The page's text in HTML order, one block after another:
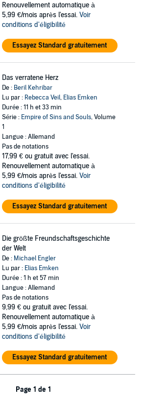
Renouvellement automatique à
5,99 €/mois après l'essai. Voir
conditions d'éligibilité
Essayez Standard gratuitement
Das verratene Herz
De : Beril Kehribar
Lu par : Rebecca Veil, Elias Emken
Durée : 11 h et 33 min
Série : Empire of Sins and Souls, Volume
1
Langue : Allemand
Pas de notations
17,99 € ou gratuit avec l'essai.
Renouvellement automatique à
5,99 €/mois après l'essai. Voir
conditions d'éligibilité
Essayez Standard gratuitement
Die größte Freundschaftsgeschichte
der Welt
De : Michael Engler
Lu par : Elias Emken
Durée : 1 h et 57 min
Langue : Allemand
Pas de notations
9,99 € ou gratuit avec l'essai.
Renouvellement automatique à
5,99 €/mois après l'essai. Voir
conditions d'éligibilité
Essayez Standard gratuitement
Page 1 de 1